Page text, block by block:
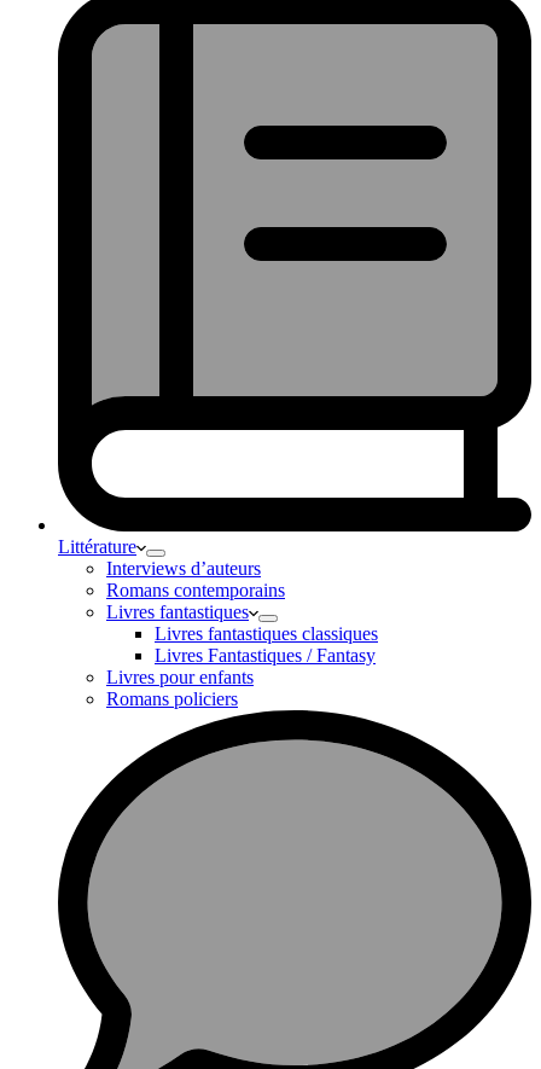
Littérature
Interviews d’auteurs
Romans contemporains
Livres fantastiques
Livres fantastiques classiques
Livres Fantastiques / Fantasy
Livres pour enfants
Romans policiers